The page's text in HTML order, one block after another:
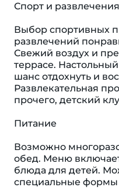
Спорт и развлечения
Выбор спортивных
развлечений
Свежий воздух и
террасе.
шанс отдохнуть и
Развлекательная
прочего, детский
Питание
Возможно
обед. Меню
блюда для детей.
специальные формы